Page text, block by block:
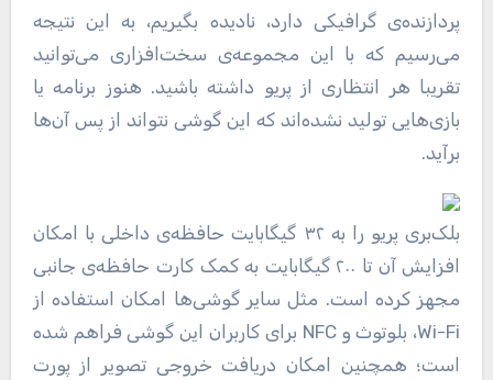
پردازنده‌ی گرافیکی دارد، نادیده بگیریم، به این نتیجه
می‌رسیم که با این مجموعه‌ی سخت‌افزاری می‌توانید
تقریبا هر انتظاری از پریو داشته باشید. هنوز برنامه یا
بازی‌هایی تولید نشده‌اند که این گوشی نتواند از پس آن‌ها
برآید.
بلک‌بری پریو را به ۳۲ گیگابایت حافظه‌ی داخلی با امکان
افزایش آن تا ۲۰۰ گیگابایت به کمک کارت حافظه‌ی جانبی
مجهز کرده است. مثل سایر گوشی‌ها امکان استفاده از
Wi-Fi، بلوتوث و NFC برای کاربران این گوشی فراهم‌ شده
است؛ همچنین امکان دریافت خروجی تصویر از پورت